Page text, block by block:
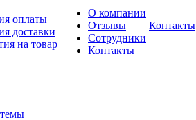
оплаты
доставки
на товар
О компании
Отзывы
Сотрудники
Контакты
Контакты